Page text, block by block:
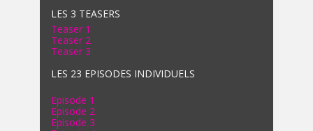
LES 3 TEASERS
Teaser 1
Teaser 2
Teaser 3
LES 23 EPISODES INDIVIDUELS
Episode 1
Episode 2
Episode 3